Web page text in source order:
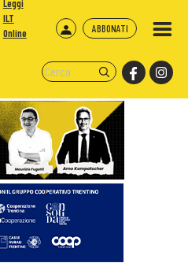
ABBONATI
Leggi
ILT
Online